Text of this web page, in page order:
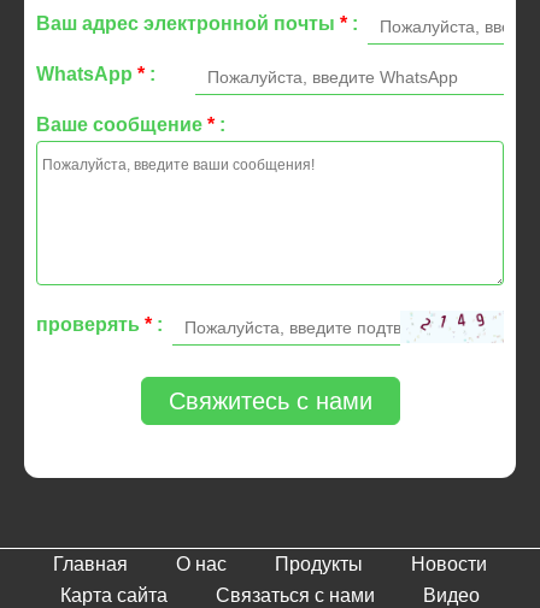
Ваш адрес электронной почты * :
WhatsApp * :
Ваше сообщение * :
проверять * :
Свяжитесь с нами
Главная О нас Продукты
Новости
Карта сайта
Связаться с нами Видео